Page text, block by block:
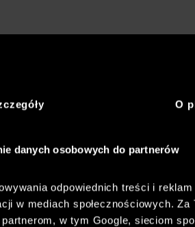
O
danych osobowych do partnerów
odpowiednich treści i
w mediach społecznościowych. Za
w tym Google, sieciom